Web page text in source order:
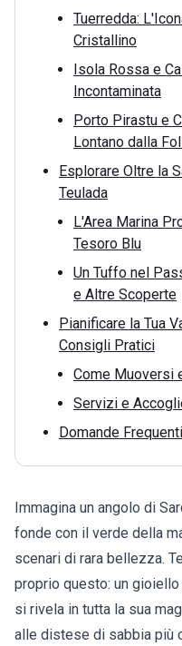
Tuerredda:
Cristallino
Isola Rossa e
Incontaminata
Porto Pirastu e
Lontano dalla
Esplorare Oltre la
Teulada
L'Area Marina
Tesoro Blu
Un Tuffo nel
e Altre Scoperte
Pianificare la Tua
Consigli Pratici
Come Muoversi
Servizi e
Domande
Immagina un angolo di
fonde con il verde della
scenari di rara bellezza.
proprio questo: un
si rivela in tutta la sua
alle distese di sabbia più